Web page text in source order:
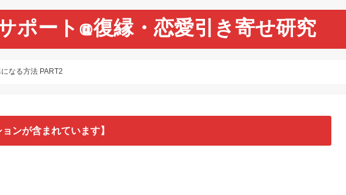
ポート@復縁・恋愛引き寄せ研究
なる方法 PART2
ンが含まれています】